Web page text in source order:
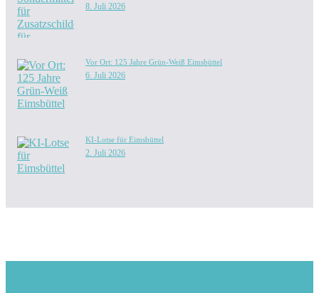
8. Juli 2026
Vor Ort: 125 Jahre Grün-Weiß Eimsbüttel
6. Juli 2026
KI-Lotse für Eimsbüttel
2. Juli 2026